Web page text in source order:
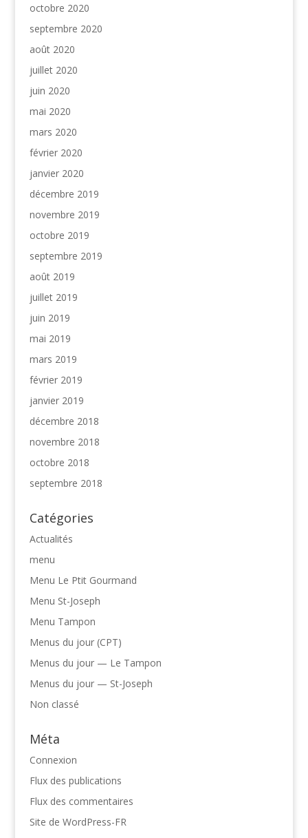
octobre 2020
septembre 2020
août 2020
juillet 2020
juin 2020
mai 2020
mars 2020
février 2020
janvier 2020
décembre 2019
novembre 2019
octobre 2019
septembre 2019
août 2019
juillet 2019
juin 2019
mai 2019
mars 2019
février 2019
janvier 2019
décembre 2018
novembre 2018
octobre 2018
septembre 2018
Catégories
Actualités
menu
Menu Le Ptit Gourmand
Menu St-Joseph
Menu Tampon
Menus du jour (CPT)
Menus du jour — Le Tampon
Menus du jour — St-Joseph
Non classé
Méta
Connexion
Flux des publications
Flux des commentaires
Site de WordPress-FR